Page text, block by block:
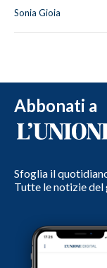
Sonia Gioia
Abbonati a
Sfoglia il
Tutte le notizie